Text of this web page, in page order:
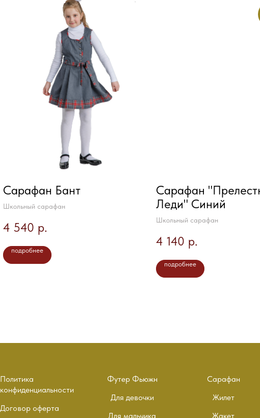
Сарафан Бант
Школьный сарафан
4 540 р.
подробнее
Сарафан
Леди" Синий
Школьный сарафан
4 140 р.
подробнее
Политика
конфиденциальности
Договор оферта
Футер Фьюжн
Для девочки
Для мальчика
Сарафан
Жилет
Жакет